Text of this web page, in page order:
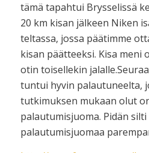
tämä tapahtui Brysselissä
20 km kisan jälkeen Niken
teltassa, jossa päätimme
kisan päätteeksi. Kisa meni
otin toisellekin
tuntui hyvin palautuneelta,
tutkimuksen mukaan olut
palautumisjuoma. Pidän
palautumisjuomaa